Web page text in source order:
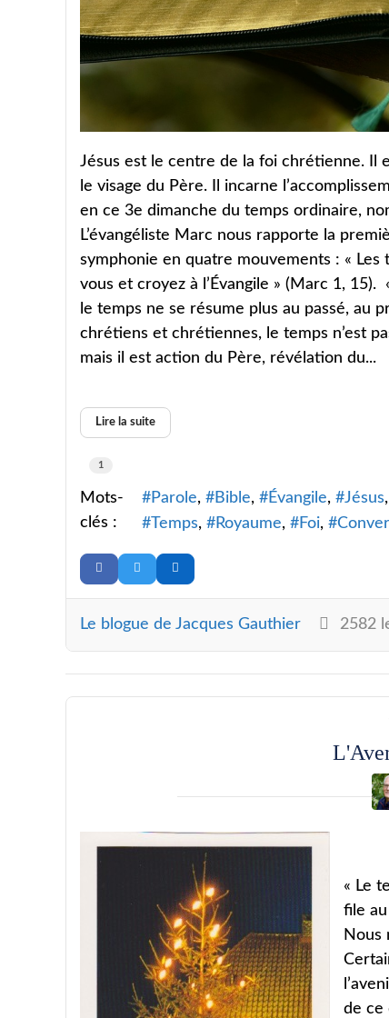
Jésus est le centre de la foi chrétienne. Il
le visage du Père. Il incarne
en ce 3e dimanche du temps ordinaire,
L’évangéliste Marc nous rapporte la
symphonie en quatre mouvements : «
vous et croyez à l’Évangile » (Marc 1,
le temps ne se résume plus au passé, au
chrétiens et chrétiennes, le temps n’est
mais il est action du Père, révélation du...
Lire la suite
1
Mots-
clés :
Parole Bible Évangile Jésus
Temps
Royaume Foi
Le blogue de Jacques Gauthier 2582
« Le
file
Nous
de ce